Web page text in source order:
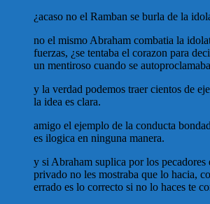
¿acaso no el Ramban se burla de la
no el mismo Abraham combatia la
fuerzas, ¿se tentaba el corazon para
un mentiroso cuando se
y la verdad podemos traer cientos de
la idea es clara.
amigo el ejemplo de la conducta
es ilogica en ninguna manera.
y si Abraham suplica por los pecadores
privado no les mostraba que lo hacia,
errado es lo correcto si no lo haces te